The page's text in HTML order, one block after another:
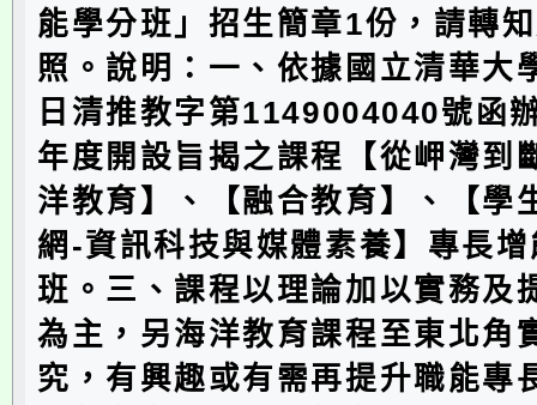
能學分班」招生簡章1份，請轉
照。說明：一、依據國立清華大
日清推教字第1149004040號函
年度開設旨揭之課程【從岬灣到
洋教育】、【融合教育】、【學
網-資訊科技與媒體素養】專長
班。三、課程以理論加以實務及
為主，另海洋教育課程至東北角
究，有興趣或有需再提升職能專